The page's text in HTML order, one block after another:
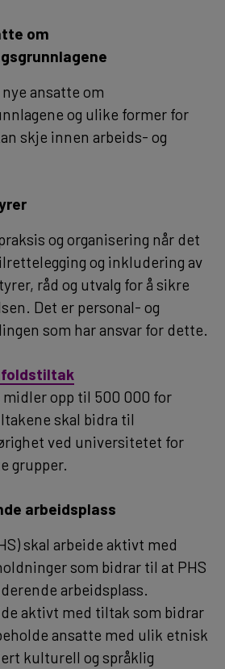
om
ansatte om
og ulike former for
skje innen arbeids- og
og organisering når det
og inkludering av
råd og utvalg for å sikre
Det er personal- og
som har ansvar for dette.
midler opp til 500 000 for
skal bidra til
ved universitetet for
grupper.
arbeidsplass
skal arbeide aktivt med
som bidrar til at PHS
arbeidsplass.
aktivt med tiltak som bidrar
ansatte med ulik etnisk
kulturell og språklig